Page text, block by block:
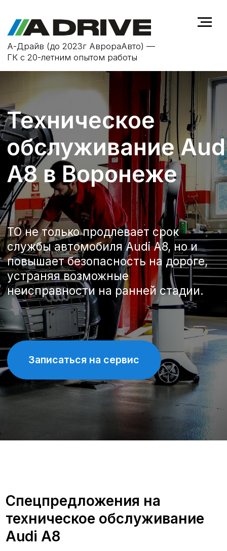
А-Драйв (до 2023г АврораАвто) —
Техническое
обслуживание Audi
A8 в Воронеже
ТО не только продлевает срок
службы автомобиля Audi A8, но и
повышает безопасность на дороге,
устраняя возможные
неисправности на ранней стадии.
Записаться на сервис
Спецпредложения на
техническое обслуживание
Audi A8